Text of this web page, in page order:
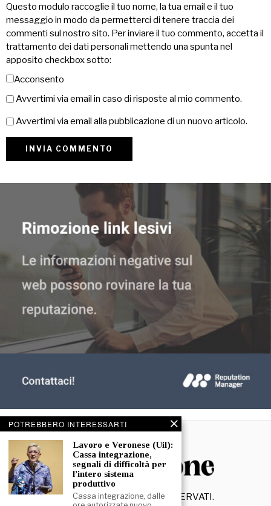
Questo modulo raccoglie il tuo nome, la tua email e il tuo
messaggio in modo da permetterci di tenere traccia dei
commenti sul nostro sito. Per inviare il tuo commento, accetta il
trattamento dei dati personali mettendo una spunta nel
apposito checkbox sotto:
Acconsento
Avvertimi via email in caso di risposte al mio commento.
Avvertimi via email alla pubblicazione di un nuovo articolo.
© 2026- TUTTI I DIRITTI RISERVATI.
POTREBBERO INTERESSARTI
Lavoro e Veronese (Uil):
Cassa integrazione,
segnali di difficoltà per
l’intero sistema
produttivo
Cassa integrazione, dalle